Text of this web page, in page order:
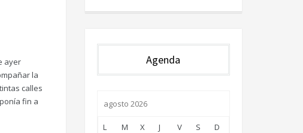
ayer
la
calles
fin a
Agenda
agosto 2026
L M X J V S
D